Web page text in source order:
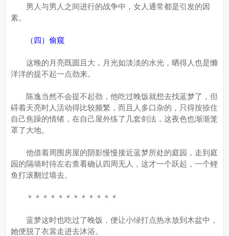
男人与男人之间进行的战争中，女人通常都是引发的因
素。
（四）偷窥
这晚的月亮既圆且大，月光如淡淡的水光，晒得人也是懒
洋洋的提不起一点劲来。
陈逸当然不会提不起劲，他吃过晚饭就想去找蓝梦了，但
碍着天亮时人活动得比较频繁，而且人多口杂的，只得按捺住
自己焦躁的情绪，在自己屋外练了几套剑法，这夜色也渐渐笼
罩了大地。
他借着周围房屋的阴影慢慢接近蓝梦所处的庭园，走到庭
园的隔墙时待左右查看确认四周无人，这才一个跃起，一个鲤
鱼打滚翻过墙去。
＊＊＊＊＊＊＊＊＊＊＊＊
蓝梦这时也吃过了晚饭，便让小绿打点热水放到木盆中，
她便脱了衣裳走进去沐浴。